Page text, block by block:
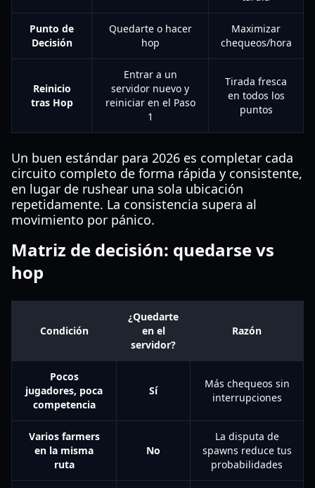
Punto de
Decisión
Quedarte o hacer
hop
Maximizar
chequeos/hora
Reinicio
tras Hop
Entrar a un
servidor nuevo y
reiniciar en el Paso
1
Tirada fresca
en todos los
puntos
Un buen estándar para 2026 es completar cada
circuito completo de forma rápida y consistente,
en lugar de rushear una sola ubicación
repetidamente. La consistencia supera al
movimiento por pánico.
Matriz de decisión: quedarse vs
hop
Condición
¿Quedarte
en el
servidor?
Razón
Pocos
jugadores, poca
competencia
Sí
Más chequeos sin
interrupciones
Varios farmers
en la misma
ruta
No
La disputa de
spawns reduce tus
probabilidades